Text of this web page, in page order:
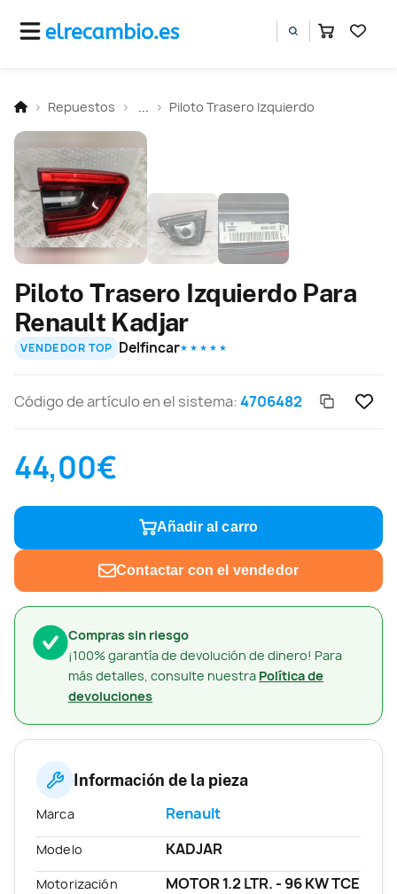
Repuestos Piloto Trasero Izquierdo
Compras sin riesgo
¡100% garantía de devolución de dinero! Para
más detalles, consulte nuestra Política de
devoluciones
Piloto Trasero Izquierdo Para
Renault Kadjar
VENDEDOR TOP Delfincar★ ★ ★ ★ ★
Código de artículo en el sistema:4706482
44,00€
Añadir al carro
Contactar con el vendedor
Información de la pieza
Marca Renault
Modelo KADJAR
Motorización
MOTOR 1.2 LTR. - 96 KW TCE